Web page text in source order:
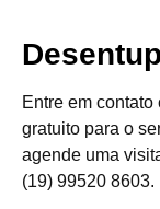
Entre em
gratuito para o
agende uma
(19) 99520 8603.